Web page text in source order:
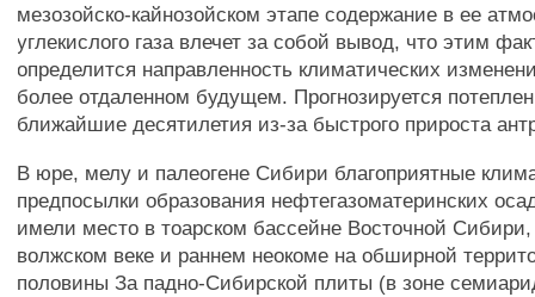
мезозойско-кайнозойском этапе содержание в ее
углекислого газа влечет за собой вывод, что этим
определится направленность климатических
более отдаленном будущем. Прогнозируется
ближайшие десятилетия из-за быстрого прироста
В юре, мелу и палеогене Сибири благоприятные
предпосылки образования нефтегазоматеринских
имели место в тоарском бассейне Восточной
волжском веке и раннем неокоме на обширной
половины За падно-Сибирской плиты (в зоне